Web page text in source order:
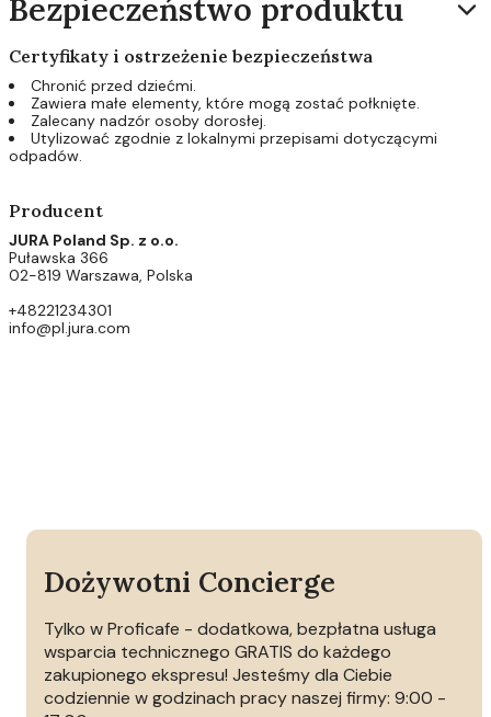
Bezpieczeństwo produktu
Certyfikaty i ostrzeżenie bezpieczeństwa
Chronić przed dziećmi.
Zawiera małe elementy, które mogą zostać połknięte.
Zalecany nadzór osoby dorosłej.
Utylizować zgodnie z lokalnymi przepisami dotyczącymi
odpadów.
Producent
JURA Poland Sp. z o.o.
Puławska 366
02-819 Warszawa, Polska
+48221234301
info@pl.jura.com
Dożywotni Concierge
Tylko w Proficafe - dodatkowa, bezpłatna usługa
wsparcia technicznego GRATIS do każdego
zakupionego ekspresu! Jesteśmy dla Ciebie
codziennie w godzinach pracy naszej firmy: 9:00 -